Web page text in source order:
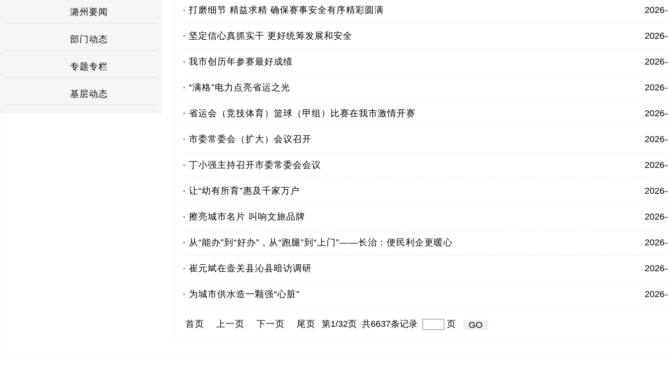
潞州要闻
部门动态
专题专栏
基层动态
打磨细节 精益求精 确保赛事安全有序精彩圆满
坚定信心真抓实干 更好统筹发展和安全
我市创历年参赛最好成绩
“满格”电力点亮省运之光
省运会（竞技体育）篮球（甲组）比赛在我市激情开赛
市委常委会（扩大）会议召开
丁小强主持召开市委常委会会议
让“幼有所育”惠及千家万户
擦亮城市名片 叫响文旅品牌
从“能办”到“好办”，从“跑腿”到“上门”——长治：便民利企更暖心
崔元斌在壶关县沁县暗访调研
为城市供水造一颗强“心脏”
首页 上一页 下一页 尾页 第1/32页 共6637条记录 页